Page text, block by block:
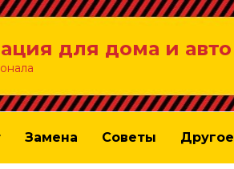
для дома и авто
Замена Советы Другое